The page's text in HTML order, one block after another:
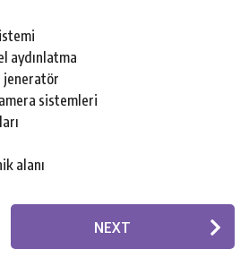
aydınlatma
jeneratör
sistemleri
alanı
NEXT